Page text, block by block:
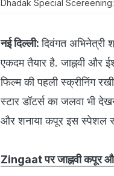
Dhadak Special Scereening:
नई दिल्ली: दिवंगत अभिनेत्री
एकदम तैयार है. जाह्नवी और
फिल्म की पहली स्क्रीनिंग
स्टार डॉटर्स का जलवा भी
और शनाया कपूर इस स्पेशल
Zingaat पर जाह्नवी कपूर